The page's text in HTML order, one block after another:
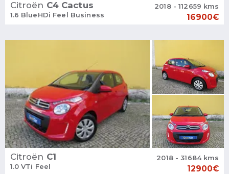
Citroën C4 Cactus
1.6 BlueHDi Feel Business
2018 - 112659 kms
16900€
Citroën C1
1.0 VTi Feel
2018 - 31684 kms
12900€